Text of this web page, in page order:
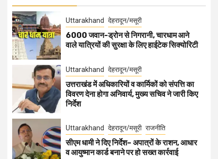
Uttarakhand देहरादून/मसूरी
6000 जवान-ड्रोन से निगरानी, चारधाम आने
वाले यात्रियों की सुरक्षा के लिए हाईटेक सिक्योरिटी
Uttarakhand देहरादून/मसूरी
उत्तराखंड में अधिकारियों व कार्मिकों को संपत्ति का
विवरण देना होगा अनिवार्य, मुख्य सचिव ने जारी किए
निर्देश
Uttarakhand देहरादून/मसूरी राजनीति
सीएम धामी ने दिए निर्देश– अपात्रों के राशन, आधार
व आयुष्मान कार्ड बनाने पर हो सख्त कार्रवाई